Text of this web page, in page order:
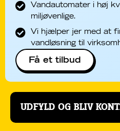
Vandautomater i høj
miljøvenlige.
Vi hjælper jer med at
vandløsning til
Få et tilbud
UDFYLD OG BLIV